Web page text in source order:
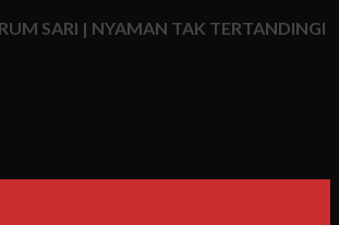
SARI | NYAMAN TAK TERTANDINGI